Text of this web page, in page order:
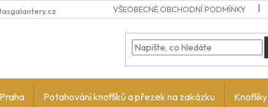
VŠEOBECNÉ OBCHODNÍ PODMÍNKY
Potahování knoflíků a přezek na zakázku Knoflíky